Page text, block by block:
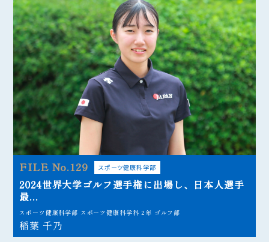
FILE No.129 スポーツ健康科学部
2024世界大学ゴルフ選手権に出場し、日本人選手
最...
スポーツ健康科学部 スポーツ健康科学科 2年 ゴルフ部
稲葉 千乃